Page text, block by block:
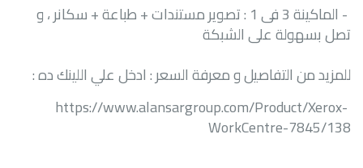
-
الماكينة 3 فى 1 : تصوير مستندات + طباعة + سكانر ، و
تصل بسهولة على الشبكة
للمزيد من التفاصيل و معرفة السعر : ادخل علي اللينك ده :
https://www.alansargroup.com/Product/Xerox-
WorkCentre-7845/138